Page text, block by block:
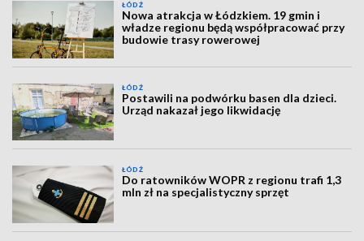
ŁÓDŹ
Nowa atrakcja w Łódzkiem. 19 gmin i
władze regionu będą współpracować przy
budowie trasy rowerowej
ŁÓDŹ
Postawili na podwórku basen dla dzieci.
Urząd nakazał jego likwidację
ŁÓDŹ
Do ratowników WOPR z regionu trafi 1,3
mln zł na specjalistyczny sprzęt